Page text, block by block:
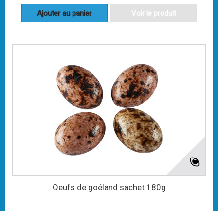
Ajouter au panier Voir le produit
Oeufs de goéland sachet 180g